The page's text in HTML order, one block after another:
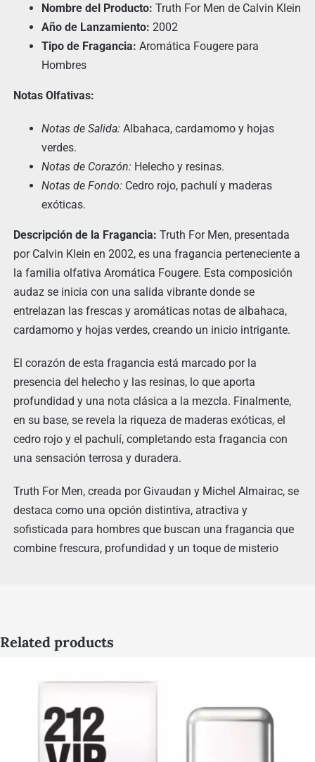
Nombre del Producto: Truth For Men de Calvin Klein
Año de Lanzamiento: 2002
Tipo de Fragancia: Aromática Fougere para
Hombres
Notas Olfativas:
Notas de Salida:Albahaca, cardamomo y hojas
verdes.
Notas de Corazón:Helecho y resinas.
Notas de Fondo:Cedro rojo, pachulí y maderas
exóticas.
Descripción de la Fragancia: Truth For Men, presentada
por Calvin Klein en 2002, es una fragancia perteneciente a
la familia olfativa Aromática Fougere. Esta composición
audaz se inicia con una salida vibrante donde se
entrelazan las frescas y aromáticas notas de albahaca,
cardamomo y hojas verdes, creando un inicio intrigante.
El corazón de esta fragancia está marcado por la
presencia del helecho y las resinas, lo que aporta
profundidad y una nota clásica a la mezcla. Finalmente,
en su base, se revela la riqueza de maderas exóticas, el
cedro rojo y el pachulí, completando esta fragancia con
una sensación terrosa y duradera.
Truth For Men, creada por Givaudan y Michel Almairac, se
destaca como una opción distintiva, atractiva y
sofisticada para hombres que buscan una fragancia que
combine frescura, profundidad y un toque de misterio
Related products